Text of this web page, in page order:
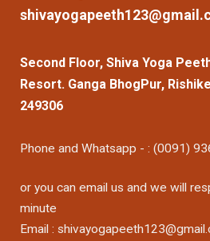
Second Floor, Shiva Yoga
Resort. Ganga BhogPur,
249306
Phone and Whatsapp - : (0091)
or you can email us and we will
minute
Email :